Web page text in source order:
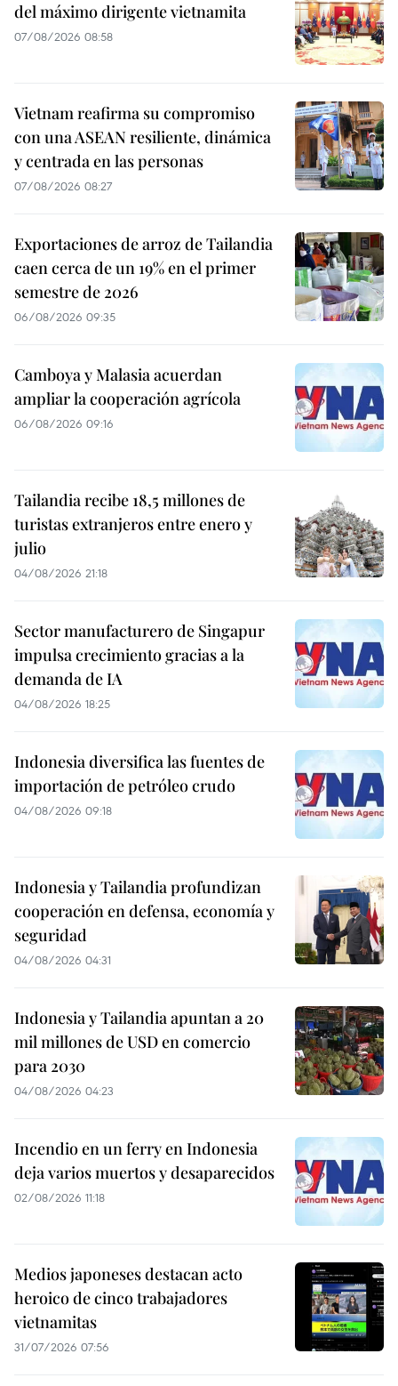
del máximo dirigente vietnamita
07/08/2026 08:58
Vietnam reafirma su compromiso
con una ASEAN resiliente, dinámica
y centrada en las personas
07/08/2026 08:27
Exportaciones de arroz de Tailandia
caen cerca de un 19% en el primer
semestre de 2026
06/08/2026 09:35
Camboya y Malasia acuerdan
ampliar la cooperación agrícola
06/08/2026 09:16
Tailandia recibe 18,5 millones de
turistas extranjeros entre enero y
julio
04/08/2026 21:18
Sector manufacturero de Singapur
impulsa crecimiento gracias a la
demanda de IA
04/08/2026 18:25
Indonesia diversifica las fuentes de
importación de petróleo crudo
04/08/2026 09:18
Indonesia y Tailandia profundizan
cooperación en defensa, economía y
seguridad
04/08/2026 04:31
Indonesia y Tailandia apuntan a 20
mil millones de USD en comercio
para 2030
04/08/2026 04:23
Incendio en un ferry en Indonesia
deja varios muertos y desaparecidos
02/08/2026 11:18
Medios japoneses destacan acto
heroico de cinco trabajadores
vietnamitas
31/07/2026 07:56